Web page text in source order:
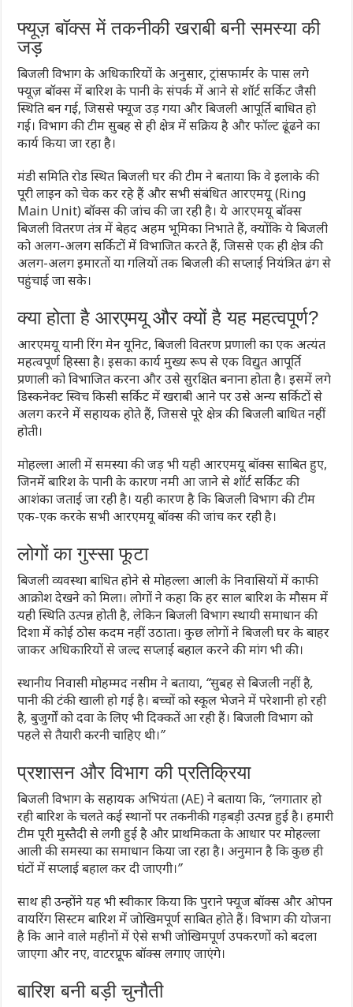
फ्यूज़ बॉक्स में तकनीकी खराबी बनी समस्या की
जड़
बिजली विभाग के अधिकारियों के अनुसार, ट्रांसफार्मर के पास लगे
फ्यूज़ बॉक्स में बारिश के पानी के संपर्क में आने से शॉर्ट सर्किट जैसी
स्थिति बन गई, जिससे फ्यूज उड़ गया और बिजली आपूर्ति बाधित हो
गई। विभाग की टीम सुबह से ही क्षेत्र में सक्रिय है और फॉल्ट ढूंढने का
कार्य किया जा रहा है।
मंडी समिति रोड स्थित बिजली घर की टीम ने बताया कि वे इलाके की
पूरी लाइन को चेक कर रहे हैं और सभी संबंधित आरएमयू (Ring
Main Unit) बॉक्स की जांच की जा रही है। ये आरएमयू बॉक्स
बिजली वितरण तंत्र में बेहद अहम भूमिका निभाते हैं, क्योंकि ये बिजली
को अलग-अलग सर्किटों में विभाजित करते हैं, जिससे एक ही क्षेत्र की
अलग-अलग इमारतों या गलियों तक बिजली की सप्लाई नियंत्रित ढंग से
पहुंचाई जा सके।
क्या होता है आरएमयू और क्यों है यह महत्वपूर्ण?
आरएमयू यानी रिंग मेन यूनिट, बिजली वितरण प्रणाली का एक अत्यंत
महत्वपूर्ण हिस्सा है। इसका कार्य मुख्य रूप से एक विद्युत आपूर्ति
प्रणाली को विभाजित करना और उसे सुरक्षित बनाना होता है। इसमें लगे
डिस्कनेक्ट स्विच किसी सर्किट में खराबी आने पर उसे अन्य सर्किटों से
अलग करने में सहायक होते हैं, जिससे पूरे क्षेत्र की बिजली बाधित नहीं
होती।
मोहल्ला आली में समस्या की जड़ भी यही आरएमयू बॉक्स साबित हुए,
जिनमें बारिश के पानी के कारण नमी आ जाने से शॉर्ट सर्किट की
आशंका जताई जा रही है। यही कारण है कि बिजली विभाग की टीम
एक-एक करके सभी आरएमयू बॉक्स की जांच कर रही है।
लोगों का गुस्सा फूटा
बिजली व्यवस्था बाधित होने से मोहल्ला आली के निवासियों में काफी
आक्रोश देखने को मिला। लोगों ने कहा कि हर साल बारिश के मौसम में
यही स्थिति उत्पन्न होती है, लेकिन बिजली विभाग स्थायी समाधान की
दिशा में कोई ठोस कदम नहीं उठाता। कुछ लोगों ने बिजली घर के बाहर
जाकर अधिकारियों से जल्द सप्लाई बहाल करने की मांग भी की।
स्थानीय निवासी मोहम्मद नसीम ने बताया, “सुबह से बिजली नहीं है,
पानी की टंकी खाली हो गई है। बच्चों को स्कूल भेजने में परेशानी हो रही
है, बुजुर्गों को दवा के लिए भी दिक्कतें आ रही हैं। बिजली विभाग को
पहले से तैयारी करनी चाहिए थी।”
प्रशासन और विभाग की प्रतिक्रिया
बिजली विभाग के सहायक अभियंता (AE) ने बताया कि, “लगातार हो
रही बारिश के चलते कई स्थानों पर तकनीकी गड़बड़ी उत्पन्न हुई है। हमारी
टीम पूरी मुस्तैदी से लगी हुई है और प्राथमिकता के आधार पर मोहल्ला
आली की समस्या का समाधान किया जा रहा है। अनुमान है कि कुछ ही
घंटों में सप्लाई बहाल कर दी जाएगी।”
साथ ही उन्होंने यह भी स्वीकार किया कि पुराने फ्यूज बॉक्स और ओपन
वायरिंग सिस्टम बारिश में जोखिमपूर्ण साबित होते हैं। विभाग की योजना
है कि आने वाले महीनों में ऐसे सभी जोखिमपूर्ण उपकरणों को बदला
जाएगा और नए, वाटरप्रूफ बॉक्स लगाए जाएंगे।
बारिश बनी बड़ी चुनौती